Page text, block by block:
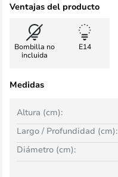
Ventajas del producto
Bombilla no
incluida
E14
Medidas
Altura (cm):
Largo / Profundidad (cm):
Diámetro (cm):